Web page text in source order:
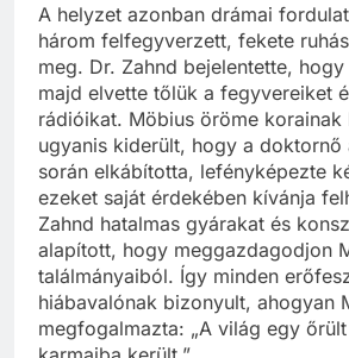
A helyzet azonban drámai
három felfegyverzett, fekete
meg. Dr. Zahnd bejelentette,
majd elvette tőlük a fegyvereiket
rádióikat. Möbius öröme korainak
ugyanis kiderült, hogy a doktornő
során elkábította, lefényképezte
ezeket saját érdekében kívánja
Zahnd hatalmas gyárakat és
alapított, hogy meggazdagodjon
találmányaiból. Így minden
hiábavalónak bizonyult, ahogyan
megfogalmazta: „A világ egy